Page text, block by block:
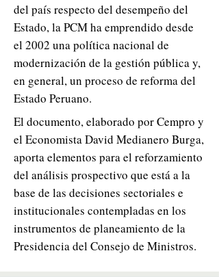
del país respecto del desempeño del
Estado, la PCM ha emprendido desde
el 2002 una política nacional de
modernización de la gestión pública y,
en general, un proceso de reforma del
Estado Peruano.
El documento, elaborado por Cempro y
el Economista David Medianero Burga,
aporta elementos para el reforzamiento
del análisis prospectivo que está a la
base de las decisiones sectoriales e
institucionales contempladas en los
instrumentos de planeamiento de la
Presidencia del Consejo de Ministros.